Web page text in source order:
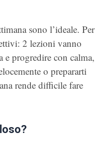
sono l’ideale. Per
2 lezioni vanno
e progredire con calma,
o prepararti
rende difficile fare